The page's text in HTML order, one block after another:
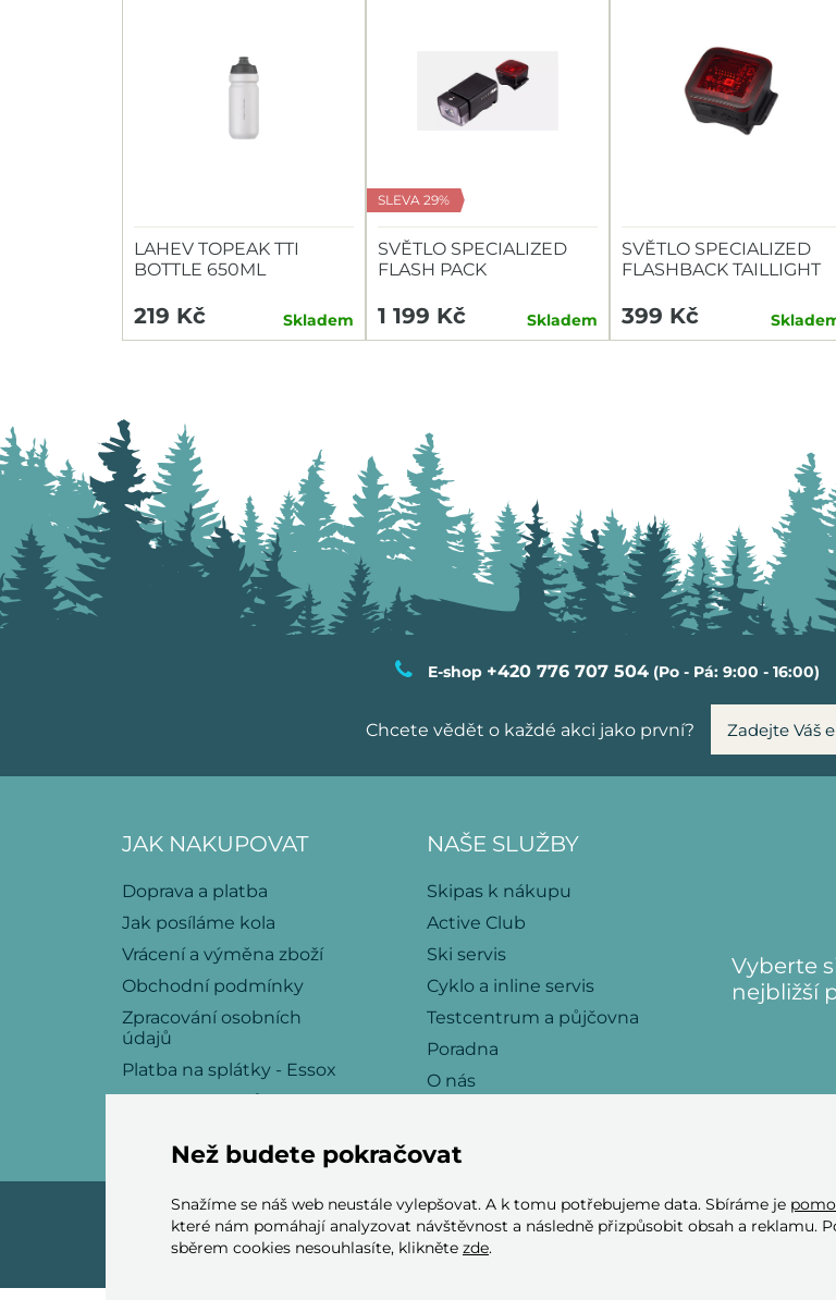
LAHEV TOPEAK TTI
BOTTLE 650ML
219 Kč Skladem
SLEVA 29%
SVĚTLO SPECIALIZED
FLASH PACK
1 199 Kč Skladem
SVĚTLO SPECIALIZED
FLASHBACK TAILLIGHT
399 Kč
E-shop +420 776 707 504(Po - Pá: 9:00 - 16:00)
Chcete vědět o každé akci jako první?
JAK NAKUPOVAT
Doprava a platba
Jak posíláme kola
Vrácení a výměna zboží
Obchodní podmínky
Zpracování osobních
údajů
Platba na splátky - Essox
Politika souborů cookies
NAŠE SLUŽBY
Skipas k nákupu
Active Club
Ski servis
Cyklo a inline servis
Testcentrum a půjčovna
Poradna
O nás
Vyberte
nejbližší
Než budete pokračovat
Snažíme se náš web neustále vylepšovat. A k tomu potřebujeme data. Sbíráme je
které nám pomáhají analyzovat návštěvnost a následně přizpůsobit obsah a reklamu.
sběrem cookies nesouhlasíte, klikněte zde.